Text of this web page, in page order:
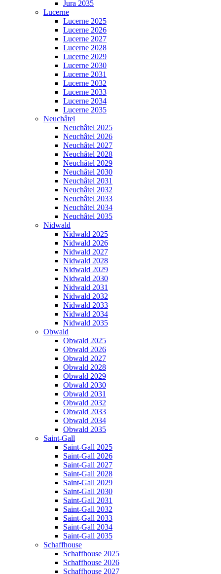
Jura 2035
Lucerne
Lucerne 2025
Lucerne 2026
Lucerne 2027
Lucerne 2028
Lucerne 2029
Lucerne 2030
Lucerne 2031
Lucerne 2032
Lucerne 2033
Lucerne 2034
Lucerne 2035
Neuchâtel
Neuchâtel 2025
Neuchâtel 2026
Neuchâtel 2027
Neuchâtel 2028
Neuchâtel 2029
Neuchâtel 2030
Neuchâtel 2031
Neuchâtel 2032
Neuchâtel 2033
Neuchâtel 2034
Neuchâtel 2035
Nidwald
Nidwald 2025
Nidwald 2026
Nidwald 2027
Nidwald 2028
Nidwald 2029
Nidwald 2030
Nidwald 2031
Nidwald 2032
Nidwald 2033
Nidwald 2034
Nidwald 2035
Obwald
Obwald 2025
Obwald 2026
Obwald 2027
Obwald 2028
Obwald 2029
Obwald 2030
Obwald 2031
Obwald 2032
Obwald 2033
Obwald 2034
Obwald 2035
Saint-Gall
Saint-Gall 2025
Saint-Gall 2026
Saint-Gall 2027
Saint-Gall 2028
Saint-Gall 2029
Saint-Gall 2030
Saint-Gall 2031
Saint-Gall 2032
Saint-Gall 2033
Saint-Gall 2034
Saint-Gall 2035
Schaffhouse
Schaffhouse 2025
Schaffhouse 2026
Schaffhouse 2027